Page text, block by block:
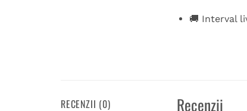
🚚 Interval
RECENZII (0) Recenzii